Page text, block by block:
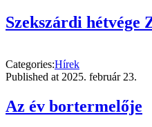
Szekszárdi hétvége
Categories:Hírek
Published at 2025. február 23.
Az év bortermelője